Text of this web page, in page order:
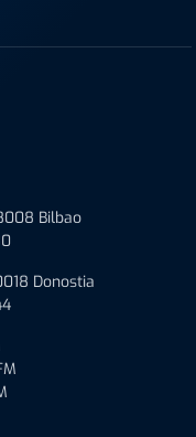
Bilbao
Donostia